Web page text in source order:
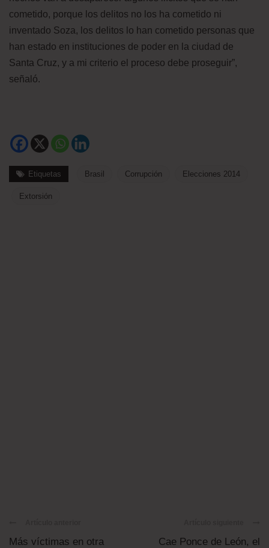
cometido, porque los delitos no los ha cometido ni
inventado Soza, los delitos lo han cometido personas que
han estado en instituciones de poder en la ciudad de
Santa Cruz, y a mi criterio el proceso debe proseguir”,
señaló.
Etiquetas Brasil Corrupción Elecciones 2014
Extorsión
Más víctimas en otra
Cae Ponce de León, el